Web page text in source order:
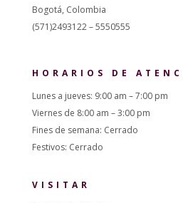
Bogotá, Colombia
(571)2493122 – 5550555
HORARIOS DE
Lunes a jueves: 9:00 am – 7:00 pm
Viernes de 8:00 am – 3:00 pm
Fines de semana: Cerrado
Festivos: Cerrado
VISITAR